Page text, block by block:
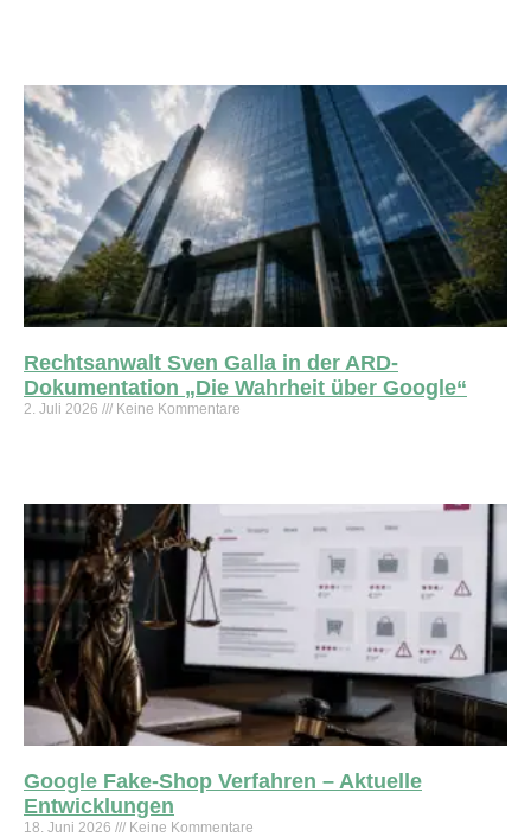
Rechtsanwalt Sven Galla in der ARD-
Dokumentation „Die Wahrheit über Google“
2. Juli 2026 Keine Kommentare
Google Fake-Shop Verfahren – Aktuelle
Entwicklungen
18. Juni 2026 Keine Kommentare